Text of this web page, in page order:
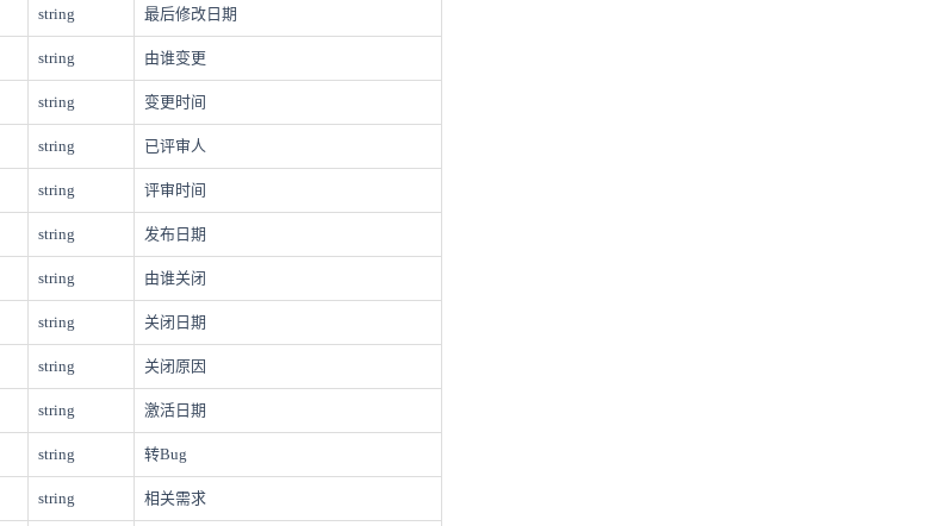
string 最后修改日期
string 由谁变更
string 变更时间
string 已评审人
string 评审时间
string 发布日期
string 由谁关闭
string 关闭日期
string 关闭原因
string 激活日期
string 转Bug
string 相关需求